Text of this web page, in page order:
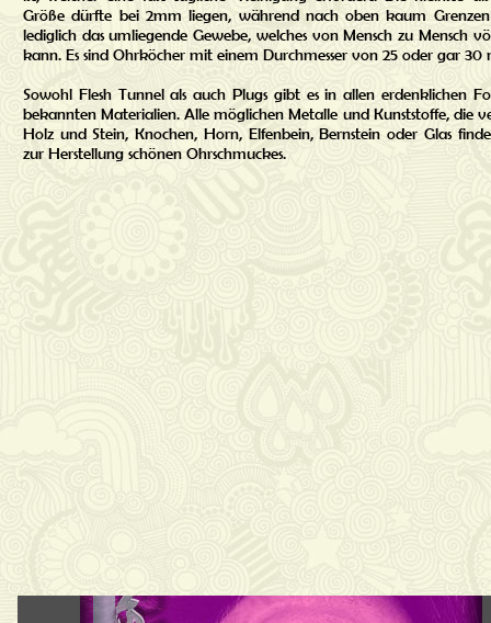
Größe dürfte bei 2mm liegen, während nach oben kaum Grenzen
lediglich das umliegende Gewebe, welches von Mensch zu Mensch
kann. Es sind Ohrköcher mit einem Durchmesser von 25 oder gar
Sowohl Flesh Tunnel als auch Plugs gibt es in allen erdenklichen
bekannten Materialien. Alle möglichen Metalle und Kunststoffe, die
Holz und Stein, Knochen, Horn, Elfenbein, Bernstein oder Glas
zur Herstellung schönen Ohrschmuckes.